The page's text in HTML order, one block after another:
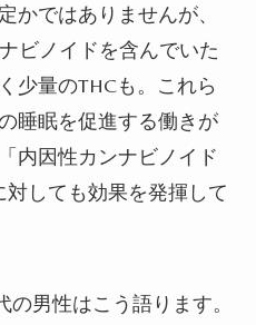
かではありませんが、
ビノイドを含んでいた
少量のTHCも。これら
睡眠を促進する働きが
内因性カンナビノイド
対しても効果を発揮して
の男性はこう語ります。